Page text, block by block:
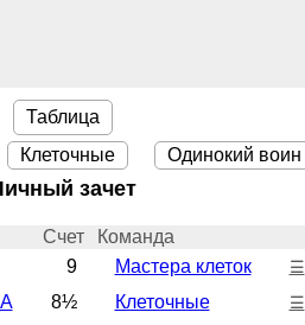
Таблица
Клеточные Одинокий воин
зачет
Счет
Команда
9 Мастера клеток ☰
8½ Клеточные ☰